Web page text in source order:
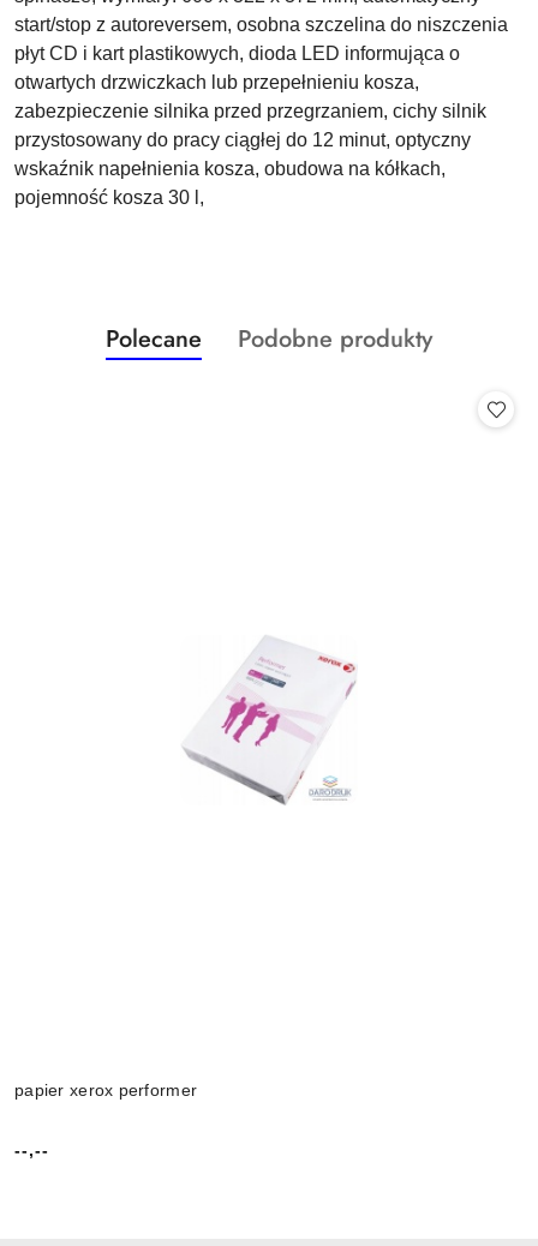
start/stop z autoreversem, osobna szczelina do niszczenia
płyt CD i kart plastikowych, dioda LED informująca o
otwartych drzwiczkach lub przepełnieniu kosza,
zabezpieczenie silnika przed przegrzaniem, cichy silnik
przystosowany do pracy ciągłej do 12 minut, optyczny
wskaźnik napełnienia kosza, obudowa na kółkach,
pojemność kosza 30 l,
Pomiń karuzelę produktów
Produkty
o
Polecane
Produkty
Podobne produkty
papier xerox performer
Cena:
--,--